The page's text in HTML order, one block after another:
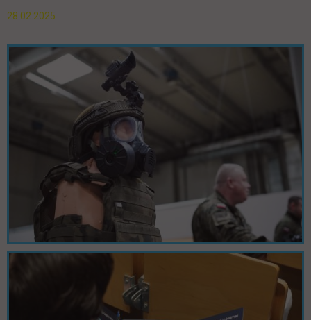
28.02.2025
Pomiń galerię